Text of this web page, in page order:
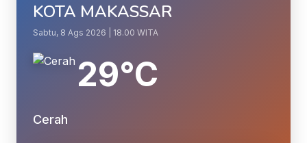
KOTA MAKASSAR
Sabtu, 8 Ags 2026 | 18.00 WITA
29°C
Cerah